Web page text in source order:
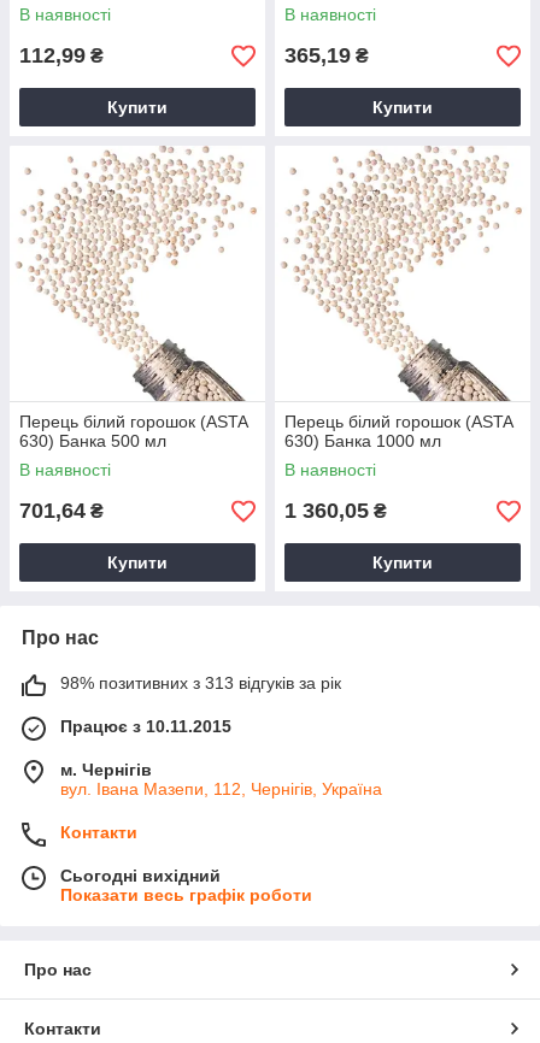
В наявності
112,99 ₴
Купити
В наявності
365,19 ₴
Купити
Перець білий горошок (ASTA
630) Банка 500 мл
В наявності
701,64 ₴
Купити
Перець білий горошок (ASTA
630) Банка 1000 мл
В наявності
1 360,05 ₴
Купити
Про нас
98% позитивних з 313 відгуків за рік
Працює з 10.11.2015
м. Чернігів
вул. Івана Мазепи, 112, Чернігів, Україна
Контакти
Сьогодні вихідний
Показати весь графік роботи
Про нас
Контакти